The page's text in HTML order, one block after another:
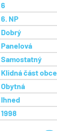
6
6. NP
Dobrý
Panelová
Samostatný
Klidná část obce
Obytná
Ihned
1998